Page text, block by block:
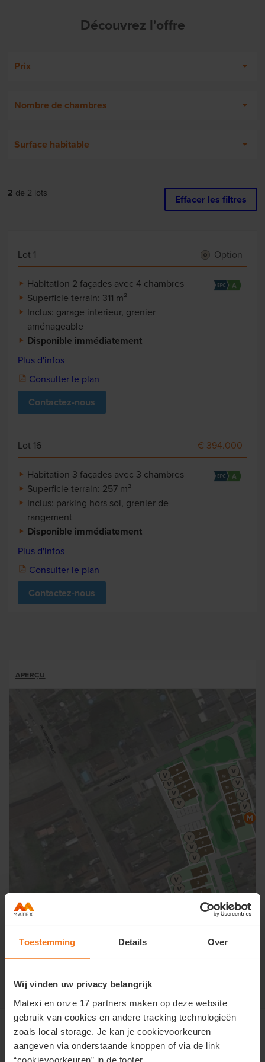
Toestemming Details Over
Wij vinden uw privacy belangrijk
Matexi en onze 17 partners maken op deze website
gebruik van cookies en andere tracking technologieën
zoals local storage. Je kan je cookievoorkeuren
aangeven via onderstaande knoppen of via de link
“cookievoorkeuren” in de footer.
Découvrez l'offre
Prix
Nombre de chambres
Surface habitable
2 de 2 lots
Effacer les filtres
Lot 1 Option
Habitation 2 façades avec 4 chambres
Superficie terrain: 311 m²
Inclus: garage interieur, grenier
aménageable
Disponible immédiatement
Plus d'infos
Consulter le plan
Contactez-nous
Lot 16 € 394.000
Habitation 3 façades avec 3 chambres
Superficie terrain: 257 m²
Inclus: parking hors sol, grenier de
rangement
Disponible immédiatement
Plus d'infos
Consulter le plan
Contactez-nous
APERÇU
BREADCRUMB
Cliquez sur le plan pour voir l'offre
Voir le quartier